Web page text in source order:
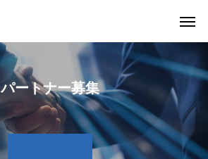
パートナー募集